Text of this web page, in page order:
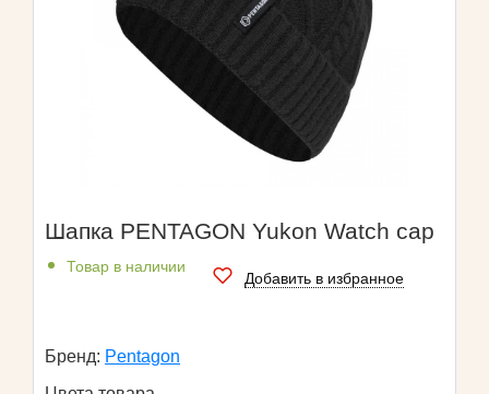
Шапка PENTAGON Yukon Watch cap
Товар в наличии
Добавить в избранное
Бренд: Pentagon